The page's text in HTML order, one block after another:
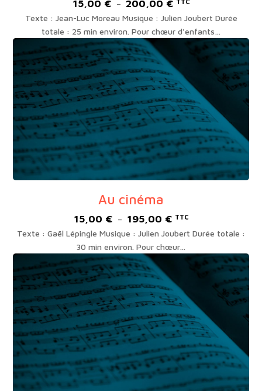
15,00 € – 200,00 €Plage
de
prix :
15,00 €
200,00 €
Texte : Jean-Luc Moreau Musique : Julien Joubert Durée
totale : 25 min environ. Pour chœur d'enfants…
Au cinéma
15,00 € – 195,00 €Plage
de
prix :
15,00 €
195,00 €
TTC
Texte : Gaël Lépingle Musique : Julien Joubert Durée totale :
30 min environ. Pour chœur…